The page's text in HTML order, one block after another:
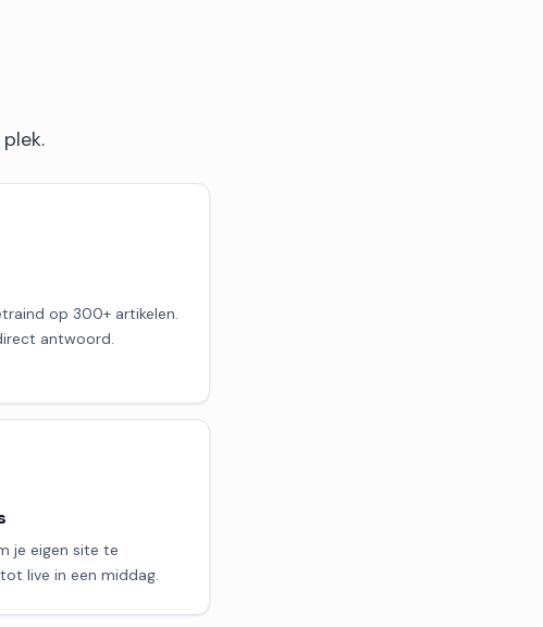
op 300+ artikelen.
antwoord.
je eigen site te
live in een middag.